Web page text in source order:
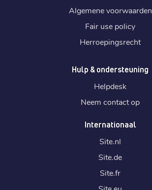
Algemene voorwaarden
Fair use policy
Herroepingsrecht
Hulp & ondersteuning
Helpdesk
Neem contact op
Internationaal
Site.nl
Site.de
Site.fr